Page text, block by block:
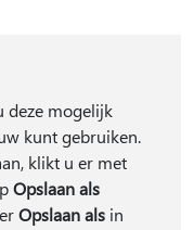
deze mogelijk
kunt gebruiken.
klikt u er met
Opslaan als
Opslaan alsin